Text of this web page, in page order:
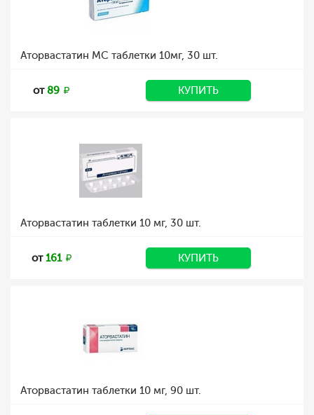
Аторвастатин МС таблетки 10мг, 30 шт.
от89 КУПИТЬ
Аторвастатин таблетки 10 мг, 30 шт.
от161 КУПИТЬ
Аторвастатин таблетки 10 мг, 90 шт.